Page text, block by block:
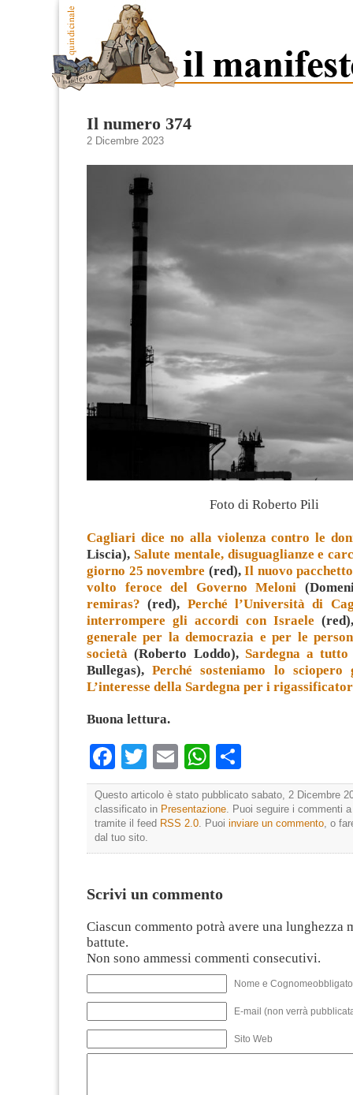
Il numero 374
2 Dicembre 2023
Foto di Roberto Pili
Cagliari dice no alla violenza contro le
Liscia), Salute mentale, disuguaglianze e
giorno 25 novembre (red),Il nuovo
volto feroce del Governo Meloni
remiras? (red), Perché l’Università di
interrompere gli accordi con Israele
generale per la democrazia e per le
società (Roberto Loddo), Sardegna a tutto
Bullegas),Perché sosteniamo lo sciopero
L’interesse della Sardegna per i
Buona lettura.
Facebook
TwitterEmailWhatsApp
Questo articolo è stato pubblicato sabato, 2 Dicembre
classificato in Presentazione . Puoi seguire i commenti
tramite il feed RSS 2.0 . Puoi inviare un commento , o
dal tuo sito.
Scrivi un commento
Ciascun commento potrà avere una lunghezza
battute.
Non sono ammessi commenti consecutivi.
Nome e
E-mail (non verrà
Sito Web